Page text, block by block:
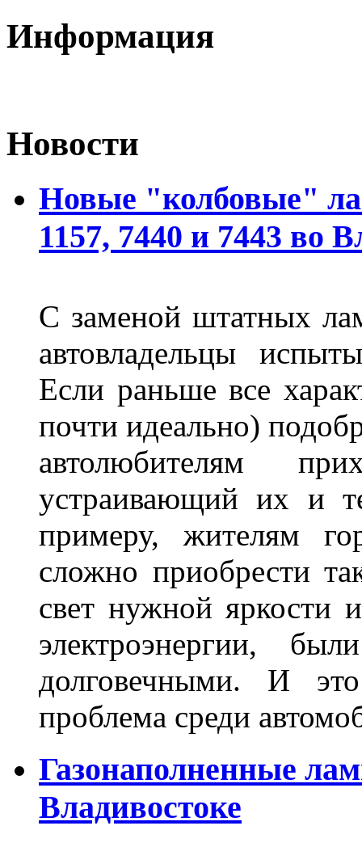
Информация
Новости
Новые "колбовые"
1157, 7440 и 7443 во
С заменой штатных
автовладельцы
Если раньше все
почти идеально)
автолюбителям
устраивающий их и
примеру, жителям
сложно приобрести
свет нужной яркости
электроэнергии,
долговечными. И
проблема среди
Газонаполненные
Владивостоке